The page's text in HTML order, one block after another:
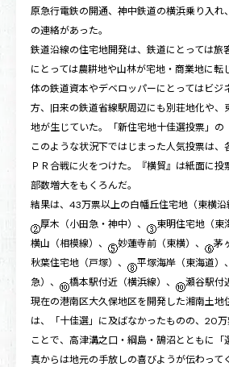
原急行電鉄の開通、神中鉄道の横浜乗り入れ
の連絡があった。
鉄道沿線の住宅地開発は、鉄道にとっては旅
にとっては農耕地や山林が宅地・商業地に転
体の鉄道資本やデベロッパーにとってはビジ
方、旧来の鉄道省線駅周辺にも別荘地化や、
地が生じていた。「新住宅地十佳選投票」の
このような状況下ではじまった人気投票は、
ＰＲ合戦に火をつけた。『横貿』は紙面に
部数増大をもくろんだ。
結果は、43万票以上の白幡丘住宅地（東横沿
厚木（小田急・神中）、
東明住宅地（東
横山（相模線）、
妙蓮寺前（東横）、
茅
秋葉住宅地（戸塚）、
平塚海岸（東海道）、
急）、
橋本駅付近（横浜線）、
瀬谷駅付
現在の港南区大久保地区を開発した湘南土地
は、「十佳選」に及ばなかったものの、20
ことで、高津溝之口・綱島・鵠沼とともに
真からは地元の手放しの喜びようが伝わって